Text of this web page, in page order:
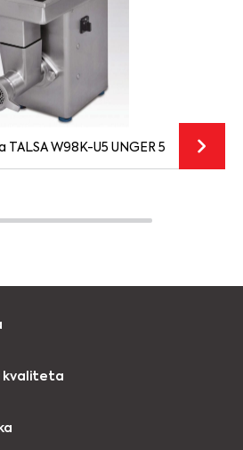
W98K-U5 UNGER 5
kvaliteta